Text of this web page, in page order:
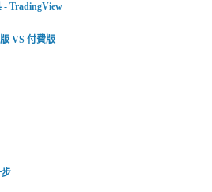
- TradingView
VS 付費版